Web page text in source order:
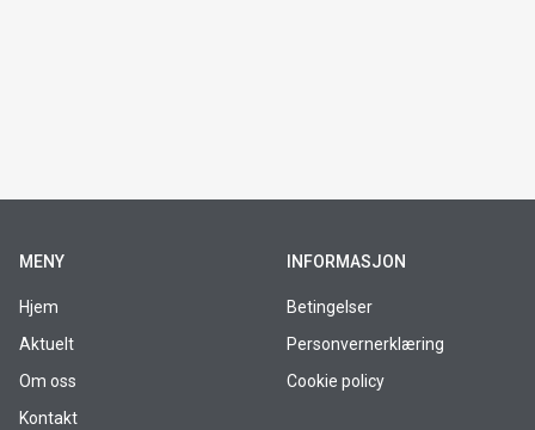
MENY
Hjem
Aktuelt
Om oss
Kontakt
INFORMASJON
Betingelser
Personvernerklæring
Cookie policy